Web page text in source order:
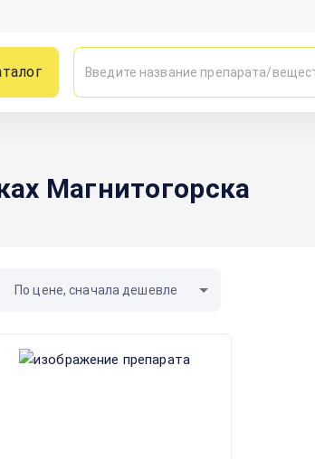
Магнитогорска
По цене, сначала дешевле